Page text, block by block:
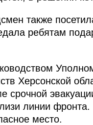
также
ребятам
Херсонской
срочной
линии
место.